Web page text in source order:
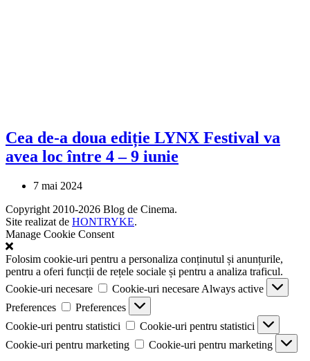
Cea de-a doua ediție LYNX Festival va
avea loc între 4 – 9 iunie
7 mai 2024
Copyright 2010-2026 Blog de Cinema.
Site realizat de HONTRYKE.
Manage Cookie Consent
Folosim cookie-uri pentru a personaliza conținutul și anunțurile,
pentru a oferi funcții de rețele sociale și pentru a analiza traficul.
Cookie-uri necesare
Cookie-uri necesare Always active
Preferences
Preferences
Cookie-uri pentru statistici
Cookie-uri pentru statistici
Cookie-uri pentru marketing
Cookie-uri pentru marketing